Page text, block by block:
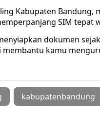
Kabupaten Bandung,
SIM tepat
dokumen
kamu
kabupatenbandung